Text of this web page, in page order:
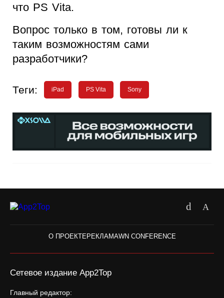
что PS Vita.
Вопрос только в том, готовы ли к
таким возможностям сами
разработчики?
Теги: iPad PS Vita Sony
О ПРОЕКТЕРЕКЛАМАWN CONFERENCE
Сетевое издание App2Top
Главный редактор: